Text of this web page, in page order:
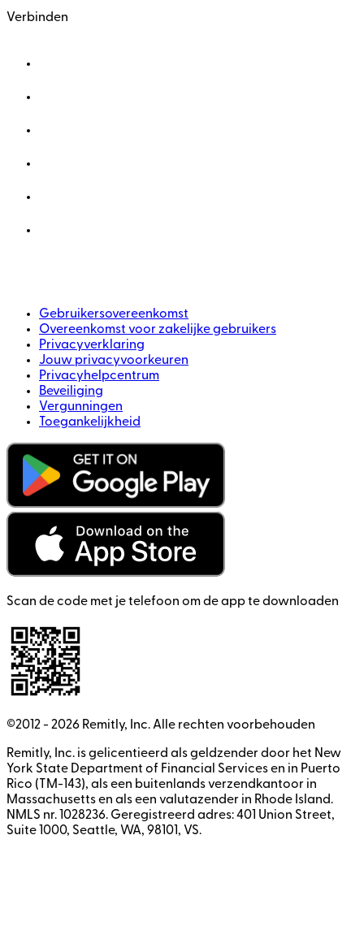
Verbinden
Gebruikersovereenkomst
Overeenkomst voor zakelijke gebruikers
Privacyverklaring
Jouw privacyvoorkeuren
Privacyhelpcentrum
Beveiliging
Vergunningen
Toegankelijkheid
Scan de code met je telefoon om de app te downloaden
©2012 - 2026 Remitly, Inc. Alle rechten voorbehouden
Remitly, Inc. is gelicentieerd als geldzender door het New
York State Department of Financial Services en in Puerto
Rico (TM-143), als een buitenlands verzendkantoor in
Massachusetts en als een valutazender in Rhode Island.
NMLS nr. 1028236. Geregistreerd adres: 401 Union Street,
Suite 1000, Seattle, WA, 98101, VS.